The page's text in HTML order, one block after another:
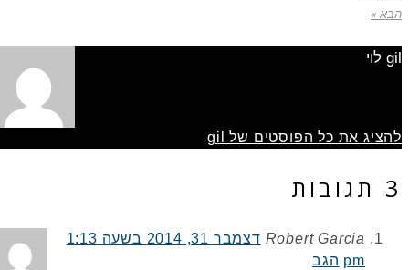
הבא »
gil לוי
להציג את כל הפוסטים של gil
3 תגובות
Robert Garcia
דצמבר 31, 2014 בשעה 1:13
pm הגב